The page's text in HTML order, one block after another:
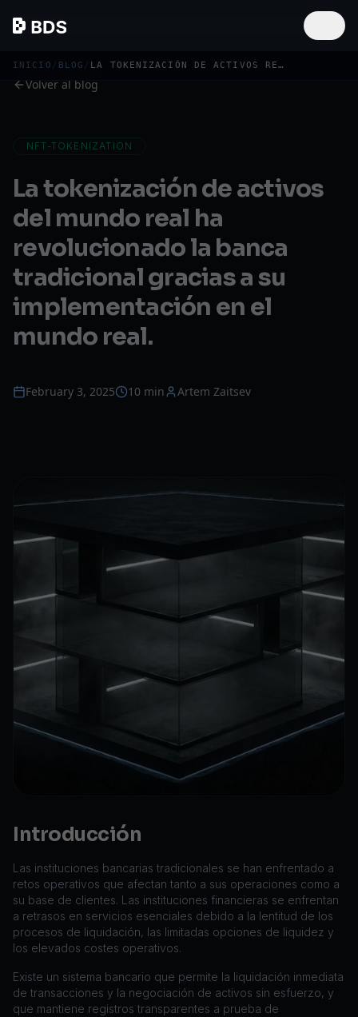
INICIO / BLOG / LA TOKENIZACIÓN DE ACTIVOS REVOLUCIONA
Volver al blog
NFT-TOKENIZATION
La tokenización de activos
del mundo real ha
revolucionado la banca
tradicional gracias a su
implementación en el
mundo real.
February 3, 2025 10 min Artem Zaitsev
Introducción
Las instituciones bancarias tradicionales se han enfrentado a
retos operativos que afectan tanto a sus operaciones como a
su base de clientes. Las instituciones financieras se enfrentan
a retrasos en servicios esenciales debido a la lentitud de los
procesos de liquidación, las limitadas opciones de liquidez y
los elevados costes operativos.
Existe un sistema bancario que permite la liquidación inmediata
de transacciones y la negociación de activos sin esfuerzo, y
que mantiene registros transparentes a prueba de